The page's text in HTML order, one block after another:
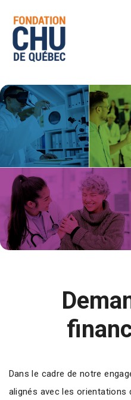
Dans le cadre de notre
alignés avec les orientations